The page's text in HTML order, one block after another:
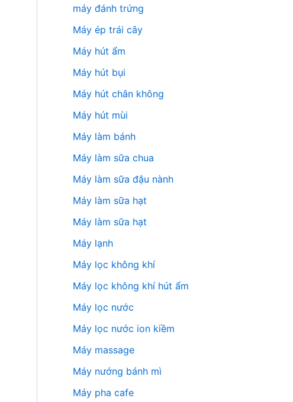
máy đánh trứng
Máy ép trái cây
Máy hút ẩm
Máy hút bụi
Máy hút chân không
Máy hút mùi
Máy làm bánh
Máy làm sữa chua
Máy làm sữa đậu nành
Máy làm sữa hạt
Máy làm sữa hạt
Máy lạnh
Máy lọc không khí
Máy lọc không khí hút ẩm
Máy lọc nước
Máy lọc nước ion kiềm
Máy massage
Máy nướng bánh mì
Máy pha cafe